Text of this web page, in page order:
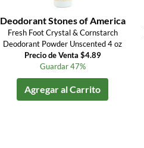
Deodorant Stones of America
Fresh Foot Crystal & Cornstarch
Deodorant Powder Unscented 4 oz
Precio de Venta $4.89
Guardar 47%
Agregar al Carrito